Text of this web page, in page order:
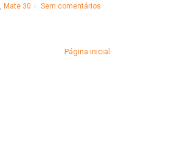
, Mate 30 Sem comentários
Página inicial